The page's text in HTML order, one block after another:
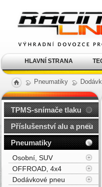
Pneumatiky
TPMS-snímače tlaku
Příslušenství alu a pneu
Pneumatiky
Osobní, SUV
OFFROAD, 4x4
Dodávkové pneu
kola Racing Line
HLAVNÍ STRANA